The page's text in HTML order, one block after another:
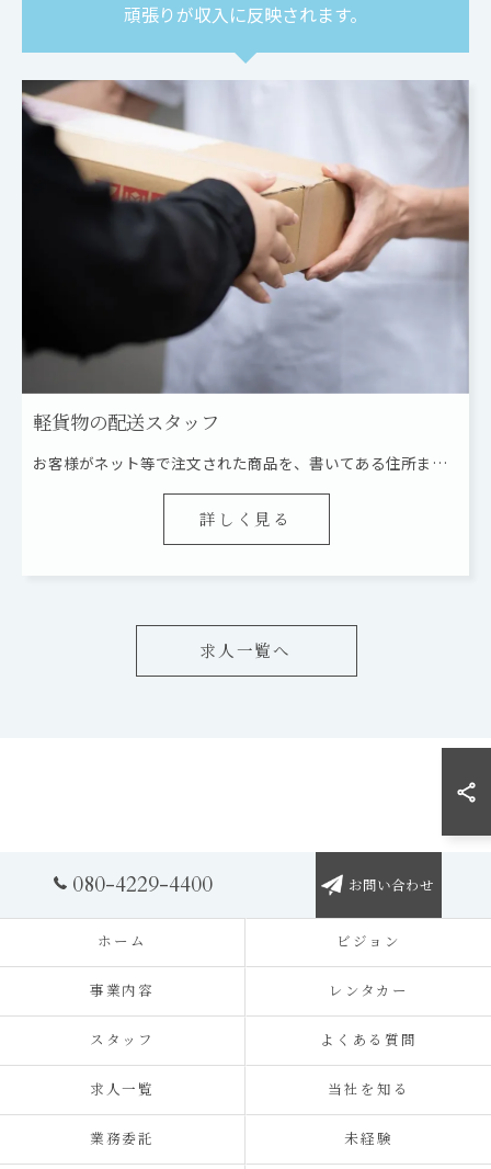
頑張りが収入に反映されます。
軽貨物の配送スタッフ
お客様がネット等で注文された商品を、書いてある住所までお届けするお仕事です。
詳しく見る
求人一覧へ
080-4229-4400 お問い合わせ
ホーム ビジョン
事業内容 レンタカー
スタッフ よくある質問
求人一覧 当社を知る
業務委託 未経験